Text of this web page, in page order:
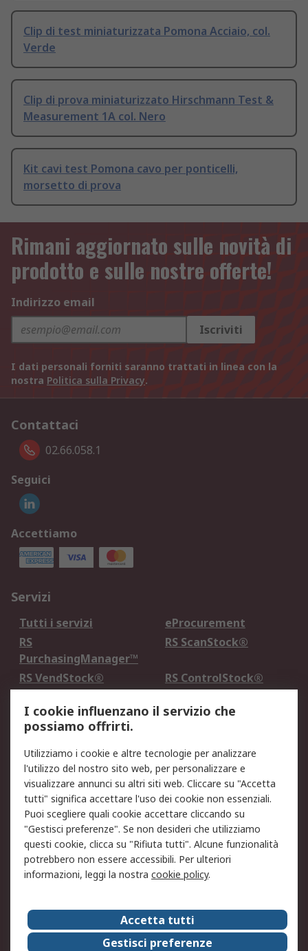
Clip di test miniaturizzata Pomona Acciaio, col.
Verde
Clip di prova miniaturizzato Hirschmann Test &
Measurement 1A col. Nero
Kit cavi test Pomona cavo per ponticelli,
morsetto di prova
Rimani aggiornato sulle novità di
prodotto e sulle nostre offerte!
Indirizzo email
Iscriviti
I dati personali forniti saranno trattati in linea con la
nostra Politica sulla Privacy.
Contattaci
02.66.058.1
Seguici
Accettiamo
Servizi
Tutti i servizi
eProcurement
RS
PurchasingManager™
RS ScanStock®
RS VendStock®
RS ControlStock®
Legale
Informativa Cookie
Informativa Privacy -
Aggiornata
Email Security
Termini d'uso
Condizioni di vendita
Condizioni generali di
servizio
Etica e responsabilità
Chi Siamo
Chi Siamo
Contattaci
Supporto
ESG
Carriere
RS Group
I cookie influenzano il servizio che
possiamo offrirti.
Utilizziamo i cookie e altre tecnologie per analizzare
l'utilizzo del nostro sito web, per personalizzare e
visualizzare annunci su altri siti web. Cliccare su "Accetta
tutti" significa accettare l'uso dei cookie non essenziali.
Puoi scegliere quali cookie accettare cliccando su
"Gestisci preferenze". Se non desideri che utilizziamo
questi cookie, clicca su "Rifiuta tutti". Alcune funzionalità
potrebbero non essere accessibili. Per ulteriori
informazioni, leggi la nostra cookie policy.
Accetta tutti
Gestisci preferenze